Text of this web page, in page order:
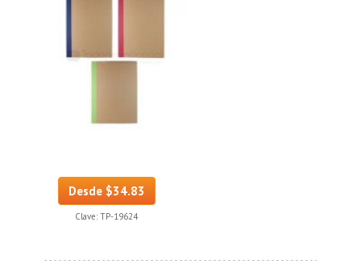
Desde $34.83
Clave: TP-19624